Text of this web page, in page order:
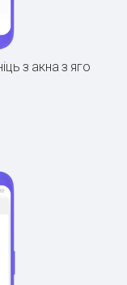
з акна з яго